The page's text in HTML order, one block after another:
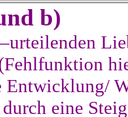
b)
Entwicklung/
durch eine